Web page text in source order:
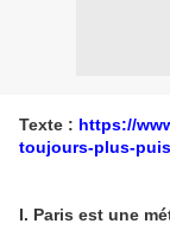
Texte : https://
toujours-plus-
I. Paris est une